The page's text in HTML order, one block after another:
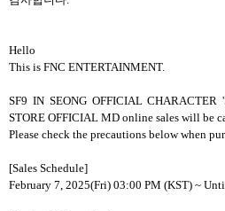
Hello
This is FNC ENTERTAINMENT.
SF9 IN SEONG OFFICIAL CHARACTER
STORE OFFICIAL MD online sales will be
Please check the precautions below when
[Sales Schedule]
February 7, 2025(Fri) 03:00 PM (KST) ~